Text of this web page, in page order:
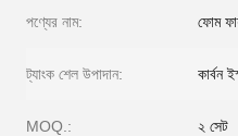
পণ্যের নাম: ফোম
ট্যাংক শেল উপাদান: কার্বন
MOQ.: ২ সেট